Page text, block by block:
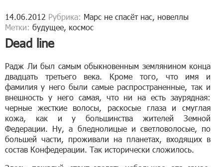
14.06.2012 Рубрика: Марс не спасёт нас, новеллы
Метки: будущее, космос
Dead line
Радж Ли был самым обыкновенным землянином конца
двадцать третьего века. Кроме того, что имя и
фамилия у него были самые распространенные, так и
внешность у него самая, что ни на есть заурядная:
черные жесткие волосы, раскосые глаза и смуглая
кожа, как и у большинства жителей Земной
Федерации. Ну, а бледнолицые и светловолосые, по
большей части, проживали на планетах, входящих в
состав Конфедерации. Так исторически сложилось.